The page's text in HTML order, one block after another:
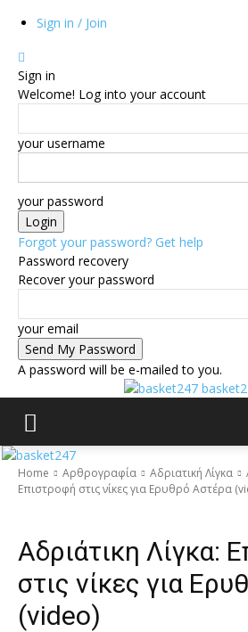
Sign in / Join
Sign in
Welcome! Log into your account
your username
your password
Forgot your password? Get help
Password recovery
Recover your password
your email
A password will be e-mailed to you.
Home Αρθρογραφία Αδριατική Λίγκα
Επιστροφή στις νίκες για Ερυθρό Αστέρα
Aδριάτικη Λίγκα:
στις νίκες για
(video)